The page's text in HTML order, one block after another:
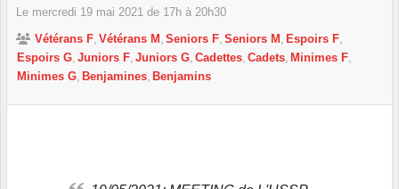
Le mercredi 19 mai 2021 de 17h à 20h30
Vétérans F Vétérans M Seniors F Seniors M
Espoirs F
Espoirs G Juniors F Juniors G Cadettes Cadets Minimes F
Minimes G Benjamines Benjamins